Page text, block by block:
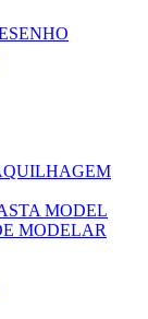
MODEL
MODELAR